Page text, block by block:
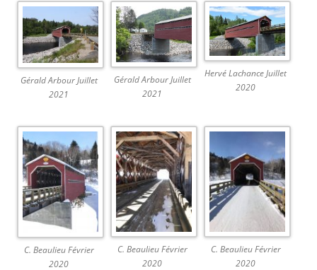
Gérald Arbour Juillet
2021
Gérald Arbour Juillet
2021
Hervé Lachance Juillet
2020
C. Beaulieu Février
2020
C. Beaulieu Février
2020
C. Beaulieu Février
2020